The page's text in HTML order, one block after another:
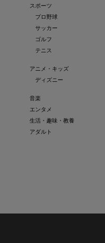
スポーツ
プロ野球
サッカー
ゴルフ
テニス
アニメ・キッズ
ディズニー
音楽
エンタメ
生活・趣味・教養
アダルト